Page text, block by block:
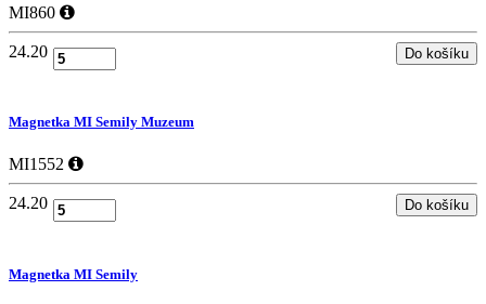
MI860
24.20
Magnetka MI Semily Muzeum
MI1552
24.20
Magnetka MI Semily